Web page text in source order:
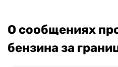
О сообщениях
бензина за